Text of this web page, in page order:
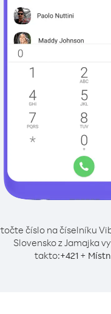
číslo na číselníku
Slovensko z Jamajka
takto:+421+